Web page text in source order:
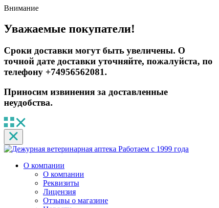
Внимание
Уважаемые покупатели!
Сроки доставки могут быть увеличены. О
точной дате доставки уточняйте, пожалуйста, по
телефону +74956562081.
Приносим извинения за доставленные
неудобства.
Работаем с 1999 года
О компании
О компании
Реквизиты
Лицензия
Отзывы о магазине